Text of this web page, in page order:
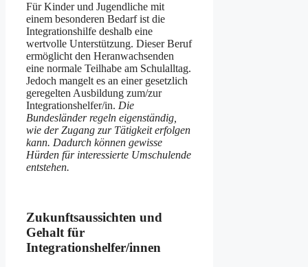
Für Kinder und Jugendliche mit
einem besonderen Bedarf ist die
Integrationshilfe deshalb eine
wertvolle Unterstützung. Dieser Beruf
ermöglicht den Heranwachsenden
eine normale Teilhabe am Schulalltag.
Jedoch mangelt es an einer gesetzlich
geregelten Ausbildung zum/zur
Integrationshelfer/in. Die
Bundesländer regeln eigenständig,
wie der Zugang zur Tätigkeit erfolgen
kann. Dadurch können gewisse
Hürden für interessierte Umschulende
entstehen.
Zukunftsaussichten und
Gehalt für
Integrationshelfer/innen